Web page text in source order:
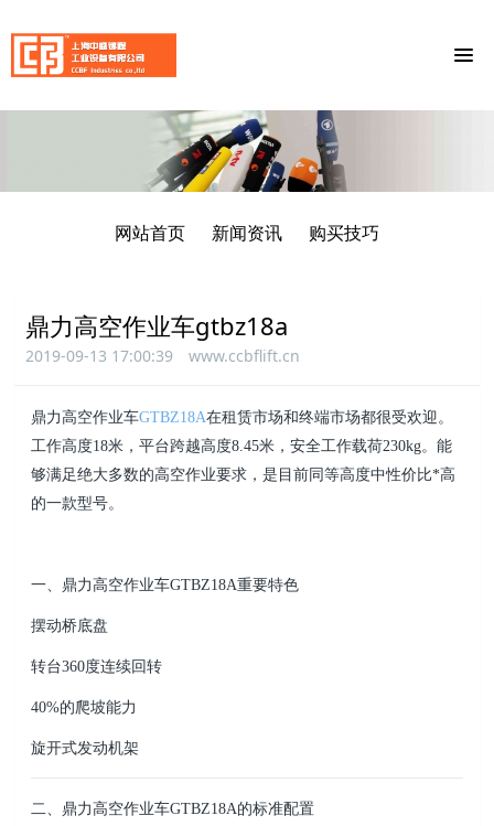
网站首页 新闻资讯 购买技巧
鼎力高空作业车gtbz18a
2019-09-13 17:00:39 www.ccbflift.cn
鼎力高空作业车GTBZ18A在租赁市场和终端市场都很受欢迎。
工作高度18米，平台跨越高度8.45米，安全工作载荷230kg。能
够满足绝大多数的高空作业要求，是目前同等高度中性价比*高
的一款型号。
一、鼎力高空作业车GTBZ18A重要特色
摆动桥底盘
转台360度连续回转
40%的爬坡能力
旋开式发动机架
二、鼎力高空作业车GTBZ18A的标准配置